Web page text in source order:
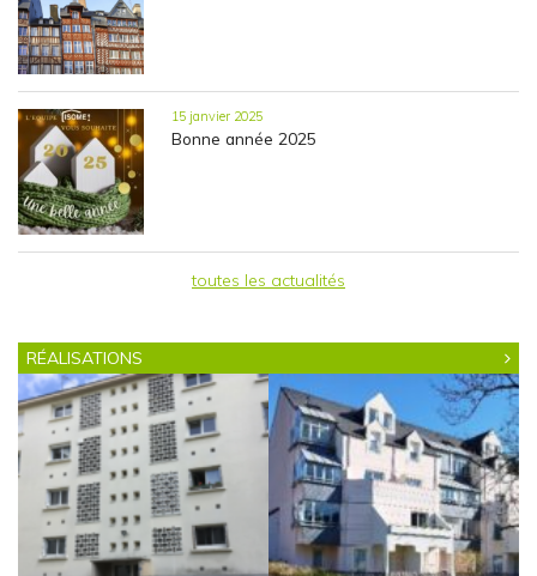
15 janvier 2025
Bonne année 2025
toutes les actualités
RÉALISATIONS